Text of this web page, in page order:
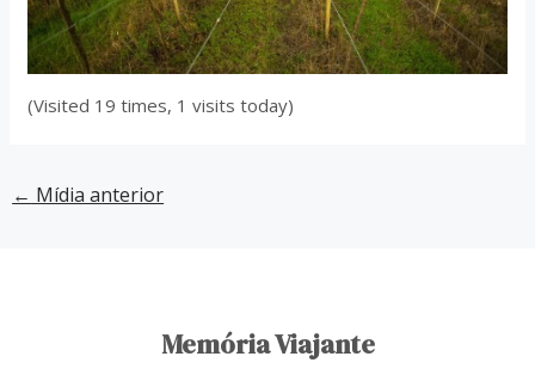
(Visited 19 times, 1 visits today)
← Mídia anterior
Memória Viajante